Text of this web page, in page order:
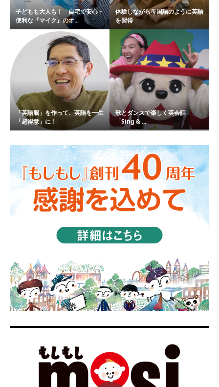
子どもも大人も！ 自宅で安心・
便利な『マイク』のオ...
体験しながら母国語のように英語
を習得
「英語脳」を作って、英語を一生
「超得意」に！
歌とダンスで楽しく英会話
「Sing & ...